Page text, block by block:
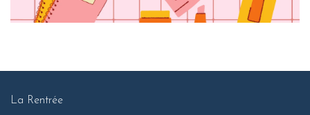
La Rentrée